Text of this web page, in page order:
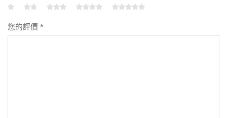
您的評價 *